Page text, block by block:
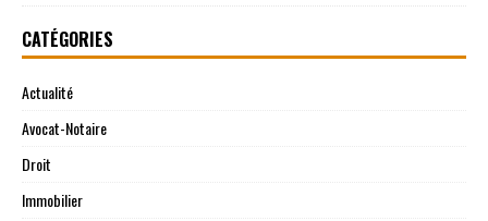
CATÉGORIES
Actualité
Avocat-Notaire
Droit
Immobilier